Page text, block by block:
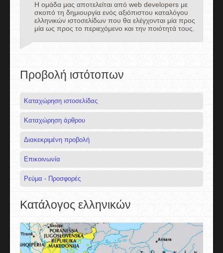
Η ομάδα μας αποτελείται από web developers με
σκοπό τη δημιουργία ενός αξιόπιστου καταλόγου
ελληνικών ιστοσελίδων που θα ελέγχονται μία προς
μία ως προς το περιεχόμενο και την ποιότητά τους.
Προβολή ιστότοπων
Καταχώρηση ιστοσελίδας
Καταχώρηση άρθρου
Διακεκριμένη προβολή
Επικοινωνία
Ρεύμα - Προσφορές
Κατάλογος ελληνικών